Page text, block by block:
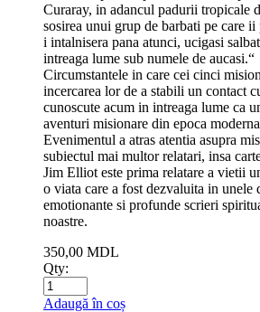
Curaray, in adancul padurii tropicale
sosirea unui grup de barbati pe care
i intalnisera pana atunci, ucigasi
intreaga lume sub numele de aucasi.“
Circumstantele in care cei cinci
incercarea lor de a stabili un contact
cunoscute acum in intreaga lume ca
aventuri misionare din epoca
Evenimentul a atras atentia asupra
subiectul mai multor relatari, insa
Jim Elliot este prima relatare a vietii
o viata care a fost dezvaluita in unele
emotionante si profunde scrieri
noastre.
350,00 MDL
Qty:
Adaugă în coș